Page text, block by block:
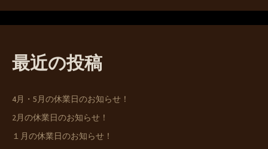
最近の投稿
4月・5月の休業日のお知らせ！
2月の休業日のお知らせ！
１月の休業日のお知らせ！